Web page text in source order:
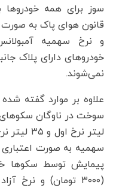
قانون هوای پاک به
و نرخ سهمیه
خودروهای دارای پلاک
نمی‌شوند.
علاوه بر موارد گفته
لیتر
سهمیه به صورت
پیمایش توسط سکوها